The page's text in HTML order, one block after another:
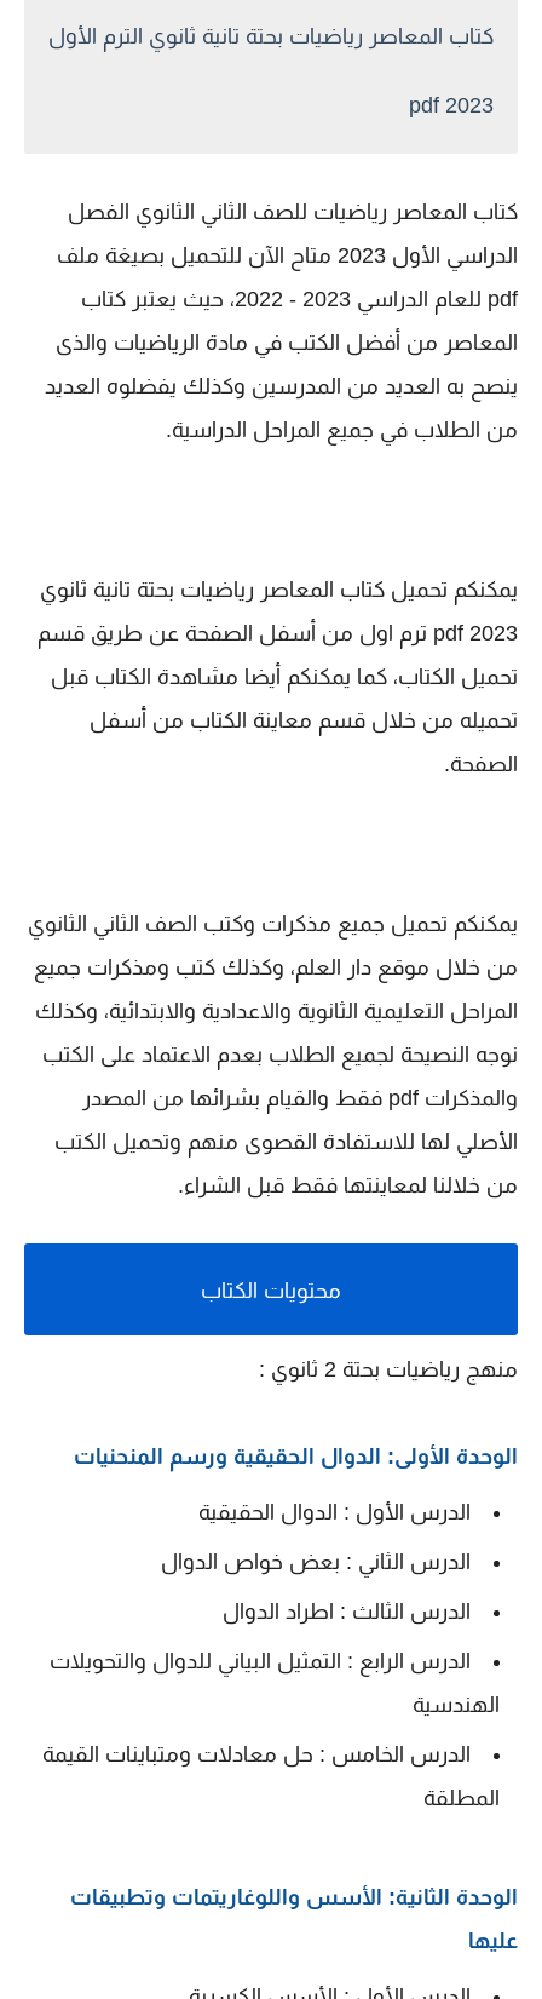
كتاب المعاصر رياضيات بحتة تانية ثانوي الترم الأول
2023 pdf
كتاب المعاصر رياضيات للصف الثاني الثانوي الفصل
الدراسي الأول 2023 متاح الآن للتحميل بصيغة ملف
pdf للعام الدراسي 2023 - 2022، حيث يعتبر كتاب
المعاصر من أفضل الكتب في مادة الرياضيات والذى
ينصح به العديد من المدرسين وكذلك يفضلوه العديد
من الطلاب في جميع المراحل الدراسية.
يمكنكم تحميل كتاب المعاصر رياضيات بحتة تانية ثانوي
2023 pdf ترم اول من أسفل الصفحة عن طريق قسم
تحميل الكتاب، كما يمكنكم أيضا مشاهدة الكتاب قبل
تحميله من خلال قسم معاينة الكتاب من أسفل
الصفحة.
يمكنكم تحميل جميع مذكرات وكتب الصف الثاني الثانوي
من خلال موقع دار العلم، وكذلك كتب ومذكرات جميع
المراحل التعليمية الثانوية والاعدادية والابتدائية، وكذلك
نوجه النصيحة لجميع الطلاب بعدم الاعتماد على الكتب
والمذكرات pdf فقط والقيام بشرائها من المصدر
الأصلي لها للاستفادة القصوى منهم وتحميل الكتب
من خلالنا لمعاينتها فقط قبل الشراء.
محتويات الكتاب
منهج رياضيات بحتة 2 ثانوي :
الوحدة الأولى: الدوال الحقيقية ورسم المنحنيات
الدرس الأول : الدوال الحقيقية
الدرس الثاني : بعض خواص الدوال
الدرس الثالث : اطراد الدوال
الدرس الرابع : التمثيل البياني للدوال والتحويلات
الهندسية
الدرس الخامس : حل معادلات ومتباينات القيمة
المطلقة
الوحدة الثانية: الأسس واللوغاريتمات وتطبيقات
عليها